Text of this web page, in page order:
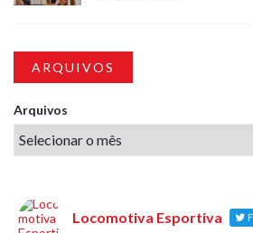
ARQUIVOS
Arquivos
Locomotiva Esportiva